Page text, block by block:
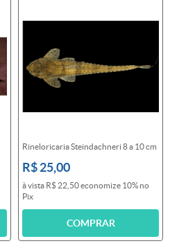
Rineloricaria Steindachneri 8 a 10 cm
R$ 25,00
à vista R$ 22,50economize 10% no
Pix
COMPRAR